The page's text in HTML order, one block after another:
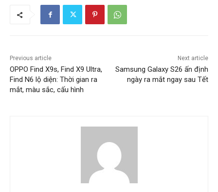
Previous article
OPPO Find X9s, Find X9 Ultra,
Find N6 lộ diện: Thời gian ra
mắt, màu sắc, cấu hình
Next article
Samsung Galaxy S26 ấn định
ngày ra mắt ngay sau Tết